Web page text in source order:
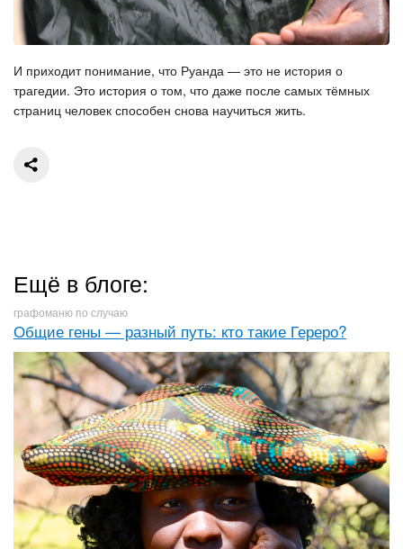
И приходит понимание, что Руанда — это не история о
трагедии. Это история о том, что даже после самых тёмных
страниц человек способен снова научиться жить.
Ещё в блоге:
графоманю по случаю
Общие гены — разный путь: кто такие Гереро?